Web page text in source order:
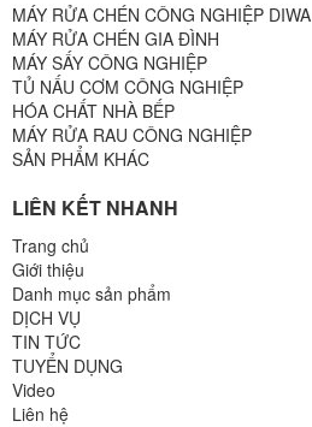
MÁY RỬA CHÉN CÔNG NGHIỆP DIWA
MÁY RỬA CHÉN GIA ĐÌNH
MÁY SẤY CÔNG NGHIỆP
TỦ NẤU CƠM CÔNG NGHIỆP
HÓA CHẤT NHÀ BẾP
MÁY RỬA RAU CÔNG NGHIỆP
SẢN PHẨM KHÁC
LIÊN KẾT NHANH
Trang chủ
Giới thiệu
Danh mục sản phẩm
DỊCH VỤ
TIN TỨC
TUYỂN DỤNG
Video
Liên hệ